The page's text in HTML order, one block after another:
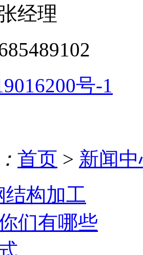
经理
号-1
首页 > 新闻